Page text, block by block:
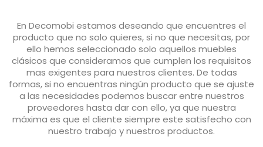
En Decomobi estamos deseando que encuentres el
producto que no solo quieres, si no que necesitas, por
ello hemos seleccionado solo aquellos muebles
clásicos que consideramos que cumplen los requisitos
mas exigentes para nuestros clientes. De todas
formas, si no encuentras ningún producto que se ajuste
a las necesidades podemos buscar entre nuestros
proveedores hasta dar con ello, ya que nuestra
máxima es que el cliente siempre este satisfecho con
nuestro trabajo y nuestros productos.